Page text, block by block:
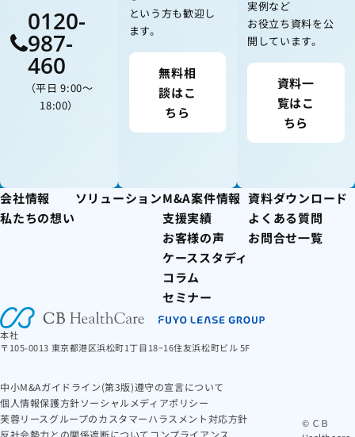
0120-
987-
460
（平日 9:00〜
18:00）
という方も歓迎し
ます。
無料相
談はこ
ちら
実例など
お役立ち資料を公
開しています。
資料一
覧はこ
ちら
会社情報
私たちの想い
ソリューションM&A案件情報
支援実績
お客様の声
ケーススタディ
コラム
セミナー
資料ダウンロード
よくある質問
お問合せ一覧
本社
〒105-0013 東京都港区浜松町1丁目18−16住友浜松町ビル 5F
中小M&Aガイドライン(第3版)遵守の宣言について
個人情報保護方針ソーシャルメディアポリシー
芙蓉リースグループのカスタマーハラスメント対応方針
© ＣＢ